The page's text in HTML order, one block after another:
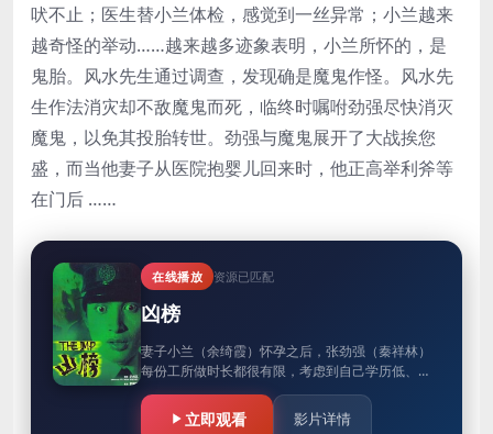
吠不止；医生替小兰体检，感觉到一丝异常；小兰越来
越奇怪的举动……越来越多迹象表明，小兰所怀的，是
鬼胎。风水先生通过调查，发现确是魔鬼作怪。风水先
生作法消灾却不敌魔鬼而死，临终时嘱咐劲强尽快消灭
魔鬼，以免其投胎转世。劲强与魔鬼展开了大战挨您
盛，而当他妻子从医院抱婴儿回来时，他正高举利斧等
在门后 ……
在线播放 资源已匹配
凶榜
妻子小兰（余绮霞）怀孕之后，张劲强（秦祥林）
每份工所做时长都很有限，考虑到自己学历低、技
能少，他并没多在意，只在又一次失业后更加勤力
地找新工，无奈运气不佳。两人…
立即观看 影片详情